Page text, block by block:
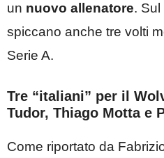
un nuovo allenatore.
spiccano anche tre volti
Serie A.
Tre “italiani” per il
Tudor, Thiago Motta e
Come riportato da